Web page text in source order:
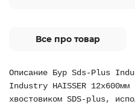
Все про товар
Описание Бур Sds-Plus
Industry HAISSER
хвостовиком SDS-plus,